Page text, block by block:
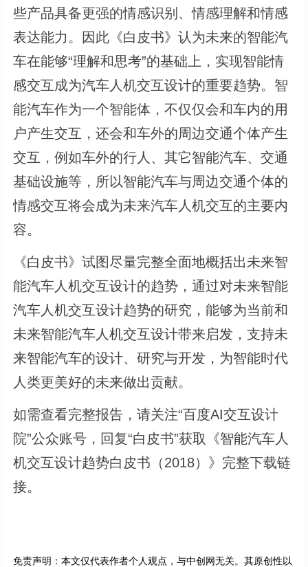
些产品具备更强的情感识别、情感理解和情感
表达能力。因此《白皮书》认为未来的智能汽
车在能够“理解和思考”的基础上，实现智能情
感交互成为汽车人机交互设计的重要趋势。智
能汽车作为一个智能体，不仅仅会和车内的用
户产生交互，还会和车外的周边交通个体产生
交互，例如车外的行人、其它智能汽车、交通
基础设施等，所以智能汽车与周边交通个体的
情感交互将会成为未来汽车人机交互的主要内
容。
《白皮书》试图尽量完整全面地概括出未来智
能汽车人机交互设计的趋势，通过对未来智能
汽车人机交互设计趋势的研究，能够为当前和
未来智能汽车人机交互设计带来启发，支持未
来智能汽车的设计、研究与开发，为智能时代
人类更美好的未来做出贡献。
如需查看完整报告，请关注“百度AI交互设计
院”公众账号，回复“白皮书”获取《智能汽车人
机交互设计趋势白皮书（2018）》完整下载链
接。
免责声明：本文仅代表作者个人观点，与中创网无关。其原创性以